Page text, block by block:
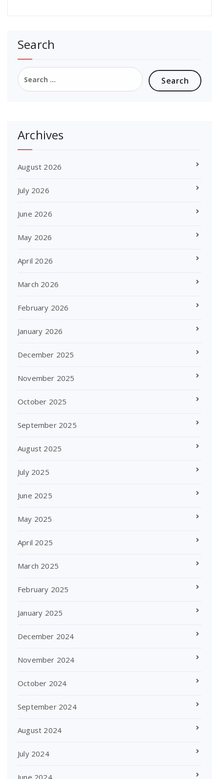
Search
Search
for:
Archives
August 2026
July 2026
June 2026
May 2026
April 2026
March 2026
February 2026
January 2026
December 2025
November 2025
October 2025
September 2025
August 2025
July 2025
June 2025
May 2025
April 2025
March 2025
February 2025
January 2025
December 2024
November 2024
October 2024
September 2024
August 2024
July 2024